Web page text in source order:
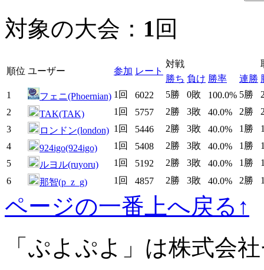
対象の大会： 1回
順位 ユーザー 参加 レート
対戦
勝ち 負け 勝率 連勝
1
フェニ(Phoernian) 1回 6022 5勝 0敗 100.0% 5勝
2
TAK(TAK) 1回 5757 2勝 3敗 40.0% 2勝
3
ロンドン(london) 1回 5446 2勝 3敗 40.0% 1勝
4
924igo(924igo) 1回 5408 2勝 3敗 40.0% 1勝
5
ルヨル(ruyoru) 1回 5192 2勝 3敗 40.0% 1勝
6
那智(p_z_g) 1回 4857 2勝 3敗 40.0% 2勝
ページの一番上へ戻る↑
「ぷよぷよ」は株式会